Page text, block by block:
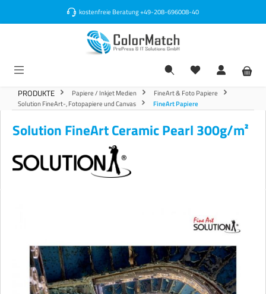
kostenfreie Beratung+49-208-696008-40
PRODUKTE Papiere / Inkjet Medien
FineArt & Foto Papiere
Solution FineArt-, Fotopapiere und Canvas
FineArt Papiere
Solution FineArt Ceramic Pearl 300g/m²